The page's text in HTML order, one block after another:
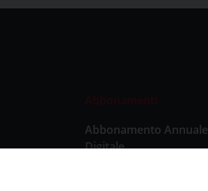
Abbonamenti
Abbonamento Annuale
Digitale